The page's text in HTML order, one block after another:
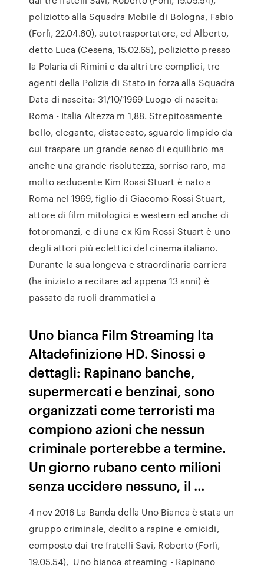
poliziotto alla Squadra Mobile di Bologna, Fabio
(Forlì, 22.04.60), autotrasportatore, ed Alberto,
detto Luca (Cesena, 15.02.65), poliziotto presso
la Polaria di Rimini e da altri tre complici, tre
agenti della Polizia di Stato in forza alla Squadra
Data di nascita: 31/10/1969 Luogo di nascita:
Roma - Italia Altezza m 1,88. Strepitosamente
bello, elegante, distaccato, sguardo limpido da
cui traspare un grande senso di equilibrio ma
anche una grande risolutezza, sorriso raro, ma
molto seducente Kim Rossi Stuart è nato a
Roma nel 1969, figlio di Giacomo Rossi Stuart,
attore di film mitologici e western ed anche di
fotoromanzi, e di una ex Kim Rossi Stuart è uno
degli attori più eclettici del cinema italiano.
Durante la sua longeva e straordinaria carriera
(ha iniziato a recitare ad appena 13 anni) è
passato da ruoli drammatici a
Uno bianca Film Streaming Ita
Altadefinizione HD. Sinossi e
dettagli: Rapinano banche,
supermercati e benzinai, sono
organizzati come terroristi ma
compiono azioni che nessun
criminale porterebbe a termine.
Un giorno rubano cento milioni
senza uccidere nessuno, il …
4 nov 2016 La Banda della Uno Bianca è stata un
gruppo criminale, dedito a rapine e omicidi,
composto dai tre fratelli Savi, Roberto (Forlì,
19.05.54), Uno bianca streaming - Rapinano